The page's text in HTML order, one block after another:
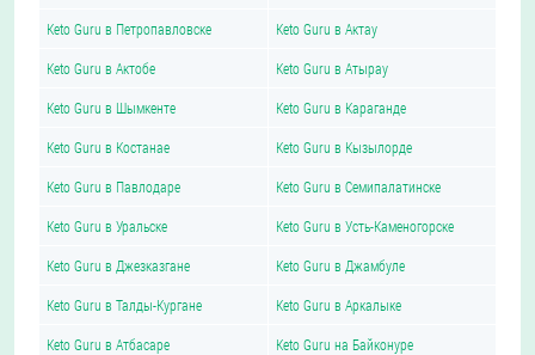
Keto Guru в Петропавловске Keto Guru в Актау
Keto Guru в Актобе Keto Guru в Атырау
Keto Guru в Шымкенте Keto Guru в Караганде
Keto Guru в Костанае Keto Guru в Кызылорде
Keto Guru в Павлодаре Keto Guru в Семипалатинске
Keto Guru в Уральске Keto Guru в Усть-Каменогорске
Keto Guru в Джезказгане Keto Guru в Джамбуле
Keto Guru в Талды-Кургане Keto Guru в Аркалыке
Keto Guru в Атбасаре Keto Guru на Байконуре